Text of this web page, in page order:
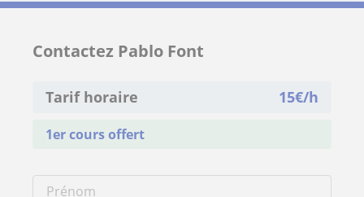
Contactez Pablo Font
Tarif horaire 15€/h
1er cours offert